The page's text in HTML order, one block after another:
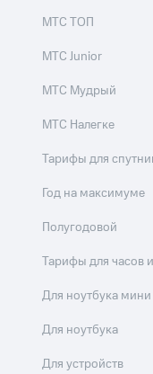
МТС ТОП
МТС Junior
МТС Мудрый
МТС Налегке
Тарифы для
Год на максимуме
Полугодовой
Тарифы для часов
Для ноутбука мини
Для ноутбука
Для устройств